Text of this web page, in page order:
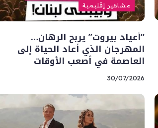
مشاهير إقليمية
“أعياد بيروت” يربح الرهان…
المهرجان الذي أعاد الحياة إلى
العاصمة في أصعب الأوقات
30/07/2026